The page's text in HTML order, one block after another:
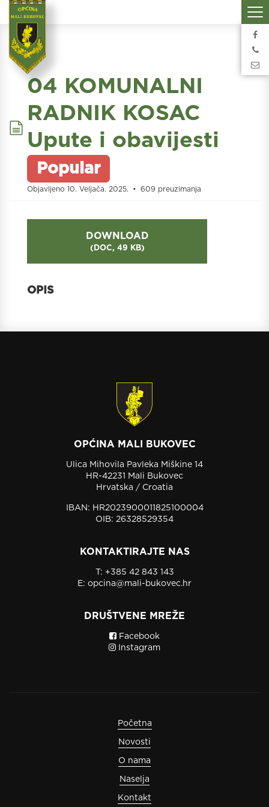
document
04 KOMUNALNI
RADNIK KOSAC
Upute i obavijesti
Popular
Objavljeno 10. Veljača. 2025. 609 preuzimanja
DOWNLOAD
( DOC, 49 KB)
OPĆINA MALI BUKOVEC
Ulica Mihovila Pavleka Miškine 14
HR-42231 Mali Bukovec
Hrvatska / Croatia
IBAN: HR2023900011825100004
OIB: 26328529354
KONTAKTIRAJTE NAS
T: +385 42 843 143
E: opcina@mali-bukovec.hr
DRUŠTVENE MREŽE
Facebook
Instagram
Početna
Novosti
O nama
Naselja
Kontakt